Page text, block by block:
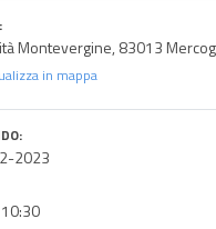
Montevergine, 83013
in mappa
2023